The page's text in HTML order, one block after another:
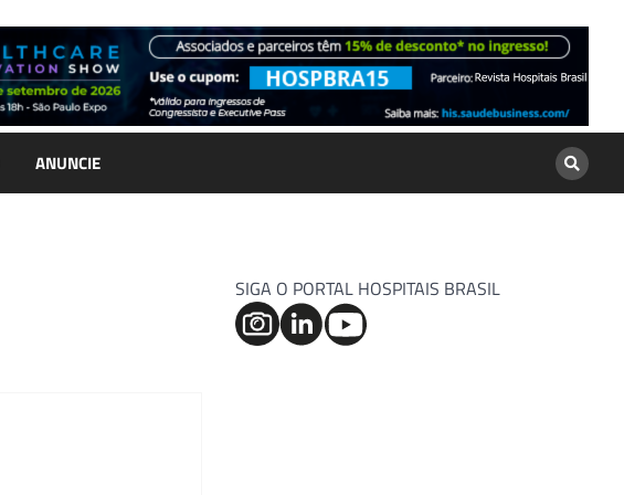
ANUNCIE
SIGA O PORTAL HOSPITAIS BRASIL